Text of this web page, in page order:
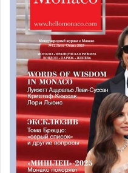
13,8%), несмотря на то,
изоляции был
13% в период с мая по
исключительно в
Эти статистические
рассматривать с учётом
квартале, на смену
возобновление
И наконец, благодаря
количество закрывшихся